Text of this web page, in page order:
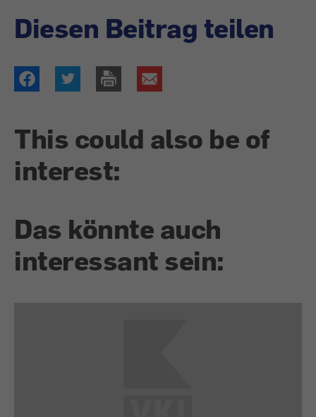
Diesen Beitrag teilen
This could also be of
interest:
Das könnte auch
interessant sein: